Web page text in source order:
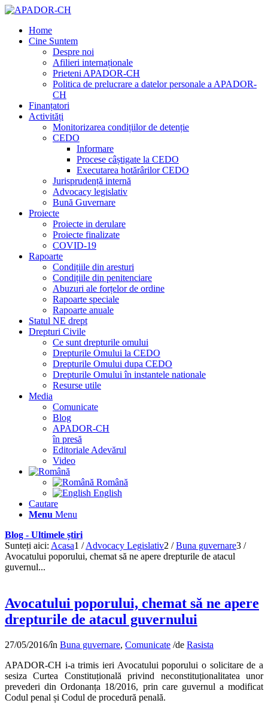
Home
Cine Suntem
Despre noi
Afilieri internaționale
Prieteni APADOR-CH
Politica de prelucrare a datelor personale a APADOR-
CH
Finanțatori
Activități
Monitorizarea condițiilor de detenție
CEDO
Informare
Procese câștigate la CEDO
Executarea hotărârilor CEDO
Jurisprudență internă
Advocacy legislativ
Bună Guvernare
Proiecte
Proiecte in derulare
Proiecte finalizate
COVID-19
Rapoarte
Condițiile din aresturi
Condițiile din penitenciare
Abuzuri ale forțelor de ordine
Rapoarte speciale
Rapoarte anuale
Statul NE drept
Drepturi Civile
Ce sunt drepturile omului
Drepturile Omului la CEDO
Drepturile Omului dupa CEDO
Drepturile Omului în instantele nationale
Resurse utile
Media
Comunicate
Blog
APADOR-CH
în presă
Editoriale Adevărul
Video
Română
English
Cautare
Menu Menu
Blog - Ultimele știri
Sunteți aici: Acasa1 / Advocacy Legislativ2 / Buna guvernare3 /
Avocatului poporului, chemat să ne apere drepturile de atacul
guvernul...
Avocatului poporului, chemat să ne apere
drepturile de atacul guvernului
27/05/2016/în Buna guvernare, Comunicate /de Rasista
APADOR-CH i-a trimis ieri Avocatului poporului o solicitare de a
sesiza Curtea Constituțională privind neconstituționalitatea unor
prevederi din Ordonanța 18/2016, prin care guvernul a modificat
Codul penal și Codul de procedură penală.